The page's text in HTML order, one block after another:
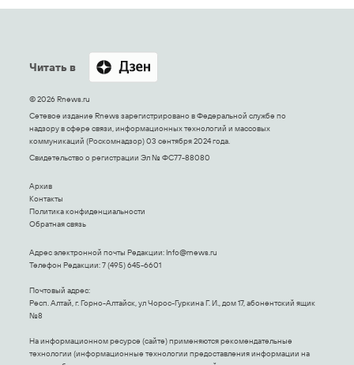
Читать в
© 2026 Rnews.ru
Сетевое издание Rnews зарегистрировано в Федеральной службе по
надзору в сфере связи, информационных технологий и массовых
коммуникаций (Роскомнадзор) 03 сентября 2024 года.
Свидетельство о регистрации Эл № ФС77-88080
Архив
Контакты
Политика конфиденциальности
Обратная связь
Адрес электронной почты Редакции:Info@rnews.ru
Телефон Редакции: 7 (495) 645-6601
Почтовый адрес:
Респ. Алтай, г. Горно-Алтайск, ул Чорос-Гуркина Г. И., дом 17, абонентский ящик
№8
На информационном ресурсе (сайте) применяются рекомендательные
технологии (информационные технологии предоставления информации на